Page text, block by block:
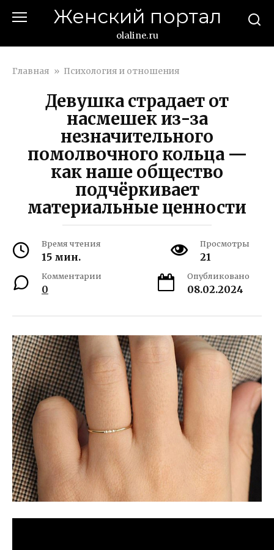
Женский портал
olaline.ru
Главная » Психология и отношения
Девушка страдает от
насмешек из-за
незначительного
помолвочного кольца —
как наше общество
подчёркивает
материальные ценности
Время чтения
15 мин.
Просмотры
21
Комментарии
0
Опубликовано
08.02.2024